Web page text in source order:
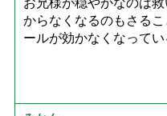
からなくなるのもさる
ールが効かなくなってい